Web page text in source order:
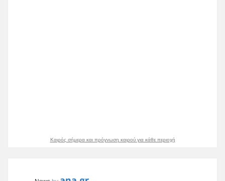
Καιρός σήμερα και πρόγνωση καιρού για κάθε περιοχή